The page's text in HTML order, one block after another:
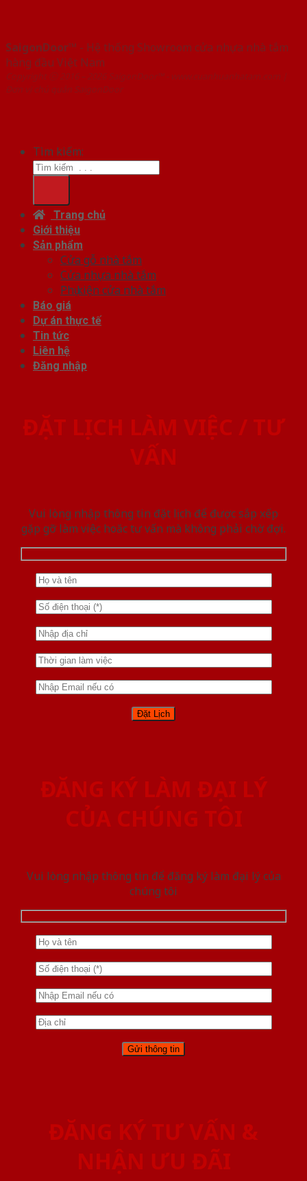
SaigonDoor™ - Hệ thống Showroom cửa nhựa nhà tắm
hàng đầu Việt Nam
Copyright ⓒ 2016 – 2026 SaigonDoor™ - www.cuanhuanhatam.com |
Đơn vị chủ quản SaigonDoor
Tìm kiếm:
Trang chủ
Giới thiệu
Sản phẩm
Cửa gỗ nhà tắm
Cửa nhựa nhà tắm
Phụ kiện cửa nhà tắm
Báo giá
Dự án thực tế
Tin tức
Liên hệ
Đăng nhập
ĐẶT LỊCH LÀM VIỆC / TƯ
VẤN
Vui lòng nhập thông tin đặt lịch để được sắp xếp
gặp gỡ làm việc hoăc tư vấn mà không phải chờ đợi.
ĐĂNG KÝ LÀM ĐẠI LÝ
CỦA CHÚNG TÔI
Vui lòng nhập thông tin để đăng ký làm đại lý của
chúng tôi
ĐĂNG KÝ TƯ VẤN &
NHẬN ƯU ĐÃI